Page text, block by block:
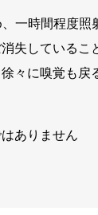
一時間程度
失している
々に嗅覚も
ありません